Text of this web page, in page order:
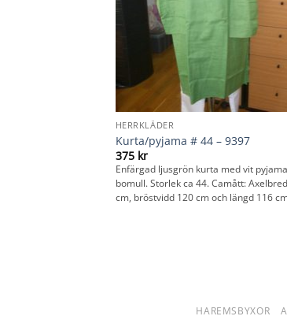
HERRKLÄDER
Kurta/pyjama # 44 – 9397
375 kr
Enfärgad ljusgrön kurta med vit
bomull. Storlek ca 44. Camått:
cm, bröstvidd 120 cm och längd 116
HAREMSBYXOR